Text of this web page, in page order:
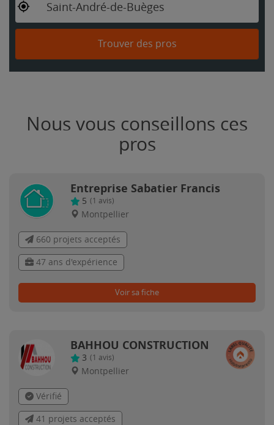
Saint-André-de-Buèges
Trouver des pros
Nous vous conseillons ces
pros
Entreprise Sabatier Francis
5 (1 avis)
Montpellier
660 projets acceptés
47 ans d'expérience
Voir sa fiche
BAHHOU CONSTRUCTION
3 (1 avis)
Montpellier
Vérifié
41 projets acceptés